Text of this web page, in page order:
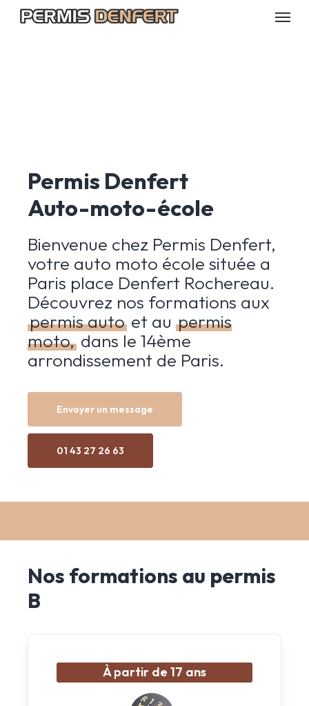
Skip
Menu
Permis Denfert
Auto-moto-école
Bienvenue chez Permis Denfert,
votre auto moto école située a
Paris place Denfert Rochereau.
Découvrez nos formations aux
permis auto et aupermis
moto, dans le 14ème
arrondissement de Paris.
Envoyer un message
01 43 27 26 63
Nos formations au permis
B
À partir de 17 ans